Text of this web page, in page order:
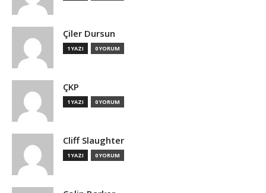
Çiler Dursun
1 YAZI 0 YORUM
ÇKP
1 YAZI 0 YORUM
Cliff Slaughter
1 YAZI 0 YORUM